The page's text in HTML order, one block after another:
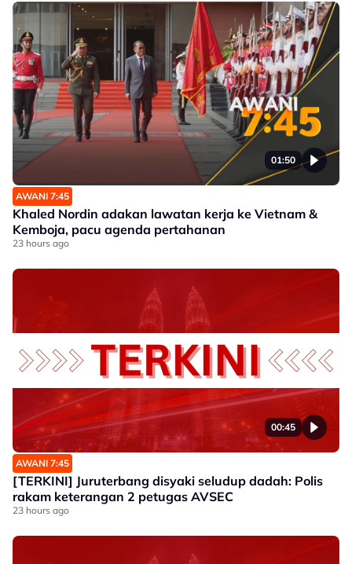
01:50
AWANI 7:45
Khaled Nordin adakan lawatan kerja ke Vietnam &
Kemboja, pacu agenda pertahanan
23 hours ago
00:45
AWANI 7:45
[TERKINI] Juruterbang disyaki seludup dadah: Polis
rakam keterangan 2 petugas AVSEC
23 hours ago